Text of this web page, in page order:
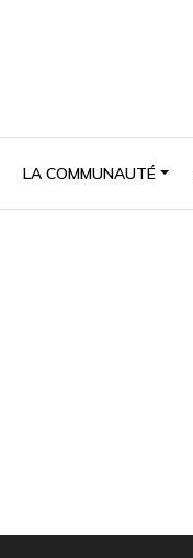
LA COMMUNAUTÉ